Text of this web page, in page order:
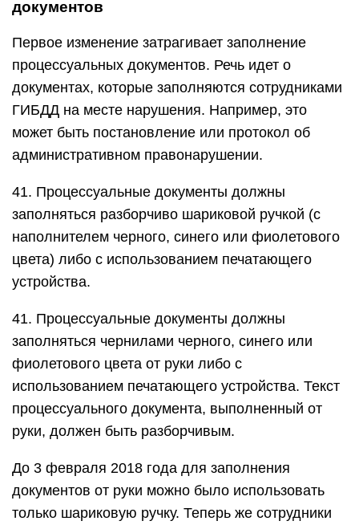
документов
Первое изменение затрагивает заполнение
процессуальных документов. Речь идет о
документах, которые заполняются сотрудниками
ГИБДД на месте нарушения. Например, это
может быть постановление или протокол об
административном правонарушении.
41. Процессуальные документы должны
заполняться разборчиво шариковой ручкой (с
наполнителем черного, синего или фиолетового
цвета) либо с использованием печатающего
устройства.
41. Процессуальные документы должны
заполняться чернилами черного, синего или
фиолетового цвета от руки либо с
использованием печатающего устройства. Текст
процессуального документа, выполненный от
руки, должен быть разборчивым.
До 3 февраля 2018 года для заполнения
документов от руки можно было использовать
только шариковую ручку. Теперь же сотрудники